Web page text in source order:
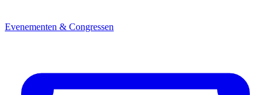
Evenementen & Congressen